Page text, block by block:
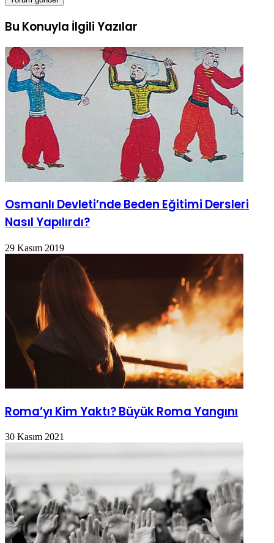
Bu Konuyla İlgili Yazılar
Osmanlı Devleti’nde Beden Eğitimi Dersleri
Nasıl Yapılırdı?
29 Kasım 2019
Roma’yı Kim Yaktı? Büyük Roma Yangını
30 Kasım 2021